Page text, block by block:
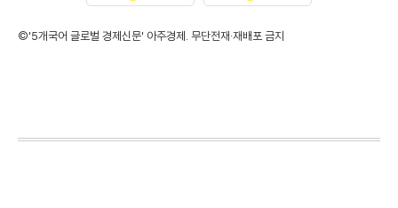
©'5개국어 글로벌 경제신문' 아주경제. 무단전재·재배포 금지